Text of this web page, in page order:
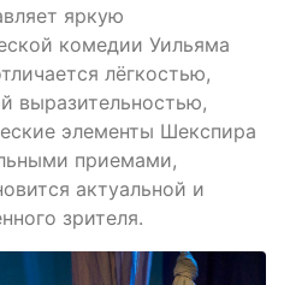
яркую
комедии Уильяма
лёгкостью,
выразительностью,
элементы Шекспира
приемами,
актуальной и
зрителя.